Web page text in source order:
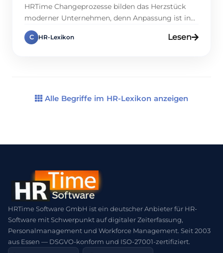
HRTime Changeprozesse bilden das Herzstück
moderner Unternehmen, denn Anpassung ist in
einer dynamischen Welt überlebenswichtig.
Digitalisierung, neue Marktbedingungen oder
sondern stärkt auch die Mitarbeiterbindung und
C HR-Lexikon Lesen
Alle Begriffe im HR-Lexikon anzeigen
HRTime Software GmbH ist ein deutscher Anbieter für HR-
Software mit Schwerpunkt auf digitaler Zeiterfassung,
Personalmanagement und Workforce Management. Seit 2003
aus Essen — DSGVO-konform und ISO-27001-zertifiziert.